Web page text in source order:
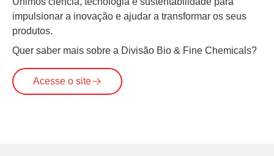
impulsionar a inovação e ajudar a transformar os seus
produtos.
Quer saber mais sobre a Divisão Bio & Fine Chemicals?
Acesse o site